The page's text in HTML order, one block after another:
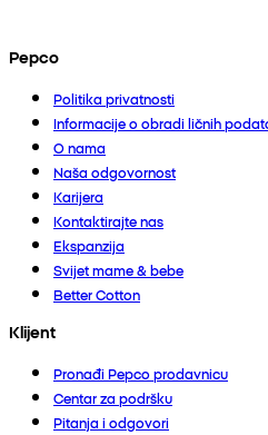
Pepco
Politika privatnosti
Informacije o obradi ličnih
O nama
Naša odgovornost
Karijera
Kontaktirajte nas
Ekspanzija
Svijet mame & bebe
Better Cotton
Klijent
Pronađi Pepco prodavnicu
Centar za podršku
Pitanja i odgovori